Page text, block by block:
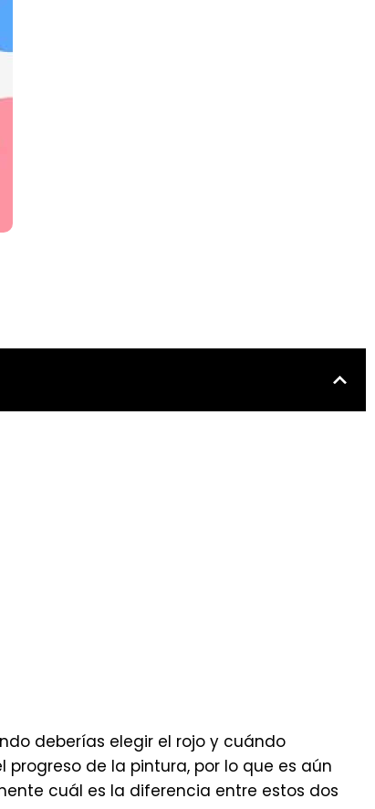
deberías elegir el rojo y cuándo
de la pintura, por lo que es aún
cuál es la diferencia entre estos dos